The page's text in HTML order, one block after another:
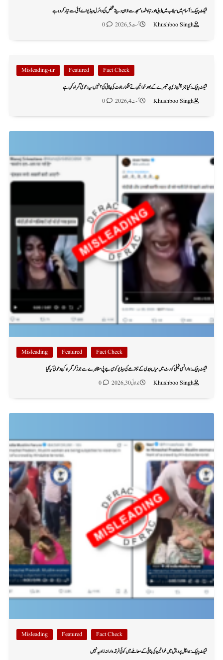
فیکٹ چیک: آسام میں سیلاب میں ڈوبی اور تباہ شدہ مسجد سے اذان دیتے شخص کی وائرل ویڈیو اے آئی سے تیار کردہ ہے
Khushboo Singh
اگست 5, 2026 0
Fact Check
Featured
Misleading-ur
فیکٹ چیک: کیا جنریشن زی پر تبصرے کے بعد خواتین نے کنگنا رناوت کی پٹائی کی؟ نہیں، یہ دعویٰ گمراہ کن ہے
Khushboo Singh
اگست 4, 2026 0
Fact Check
Featured
Misleading
فیکٹ چیک: وارانسی فیملی کورٹ میں میاں بیوی کے تنازعے کی ویڈیو کو سی جے پی مظاہرے سے جوڑ کر گمراہ کن دعویٰ کیا گیا
Khushboo Singh
جولائی 30, 2026 0
Fact Check
Featured
Misleading
فیکٹ چیک: ہماچل پردیش میں خواتین کی پٹائی کے معاملے میں کوئی فرقہ وارانہ زاویہ نہیں